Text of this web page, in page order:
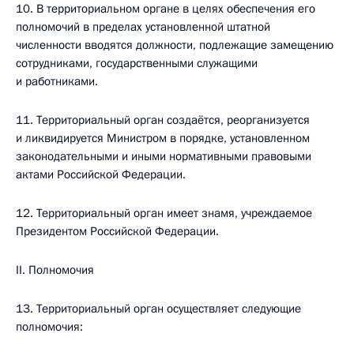
10. В территориальном органе в целях обеспечения его
полномочий в пределах установленной штатной
численности вводятся должности, подлежащие замещению
сотрудниками, государственными служащими
и работниками.
11. Территориальный орган создаётся, реорганизуется
и ликвидируется Министром в порядке, установленном
законодательными и иными нормативными правовыми
актами Российской Федерации.
12. Территориальный орган имеет знамя, учреждаемое
Президентом Российской Федерации.
II. Полномочия
13. Территориальный орган осуществляет следующие
полномочия: